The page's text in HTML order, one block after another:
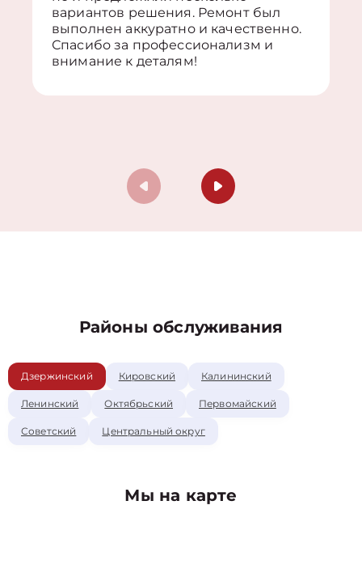
вариантов решения. Ремонт был
выполнен аккуратно и качественно.
Спасибо за профессионализм и
внимание к деталям!
Районы обслуживания
Дзержинский Кировский Калининский
Ленинский Октябрьский Первомайский
Советский Центральный округ
Мы на карте